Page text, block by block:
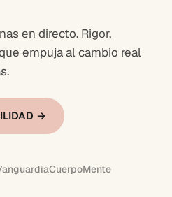
en directo. Rigor,
empuja al cambio real
→
CuerpoMente